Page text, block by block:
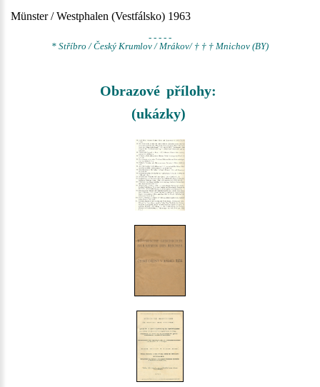
Münster / Westphalen (Vestfálsko) 1963
- - - - -
* Stříbro / Český Krumlov / Mrákov/ † † † Mnichov (BY)
Obrazové přílohy:
(ukázky)